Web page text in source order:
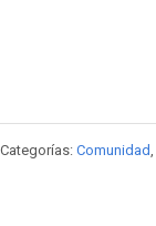
Categorías: Comunidad